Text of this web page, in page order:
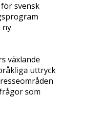
svensk
ny
växlande
uttryck
som